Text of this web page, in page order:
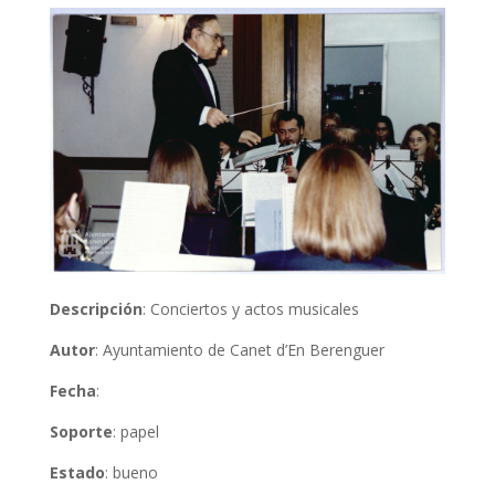
Descripción: Conciertos y actos musicales
Autor: Ayuntamiento de Canet d’En Berenguer
Fecha:
Soporte: papel
Estado: bueno